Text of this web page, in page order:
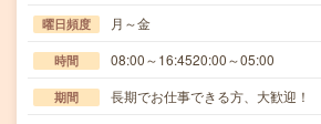
曜日頻度 月～金
時間 08:00～16:4520:00～05:00
期間 長期でお仕事できる方、大歓迎！